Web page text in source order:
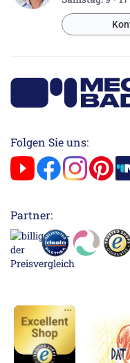
Folgen Sie uns:
Partner: